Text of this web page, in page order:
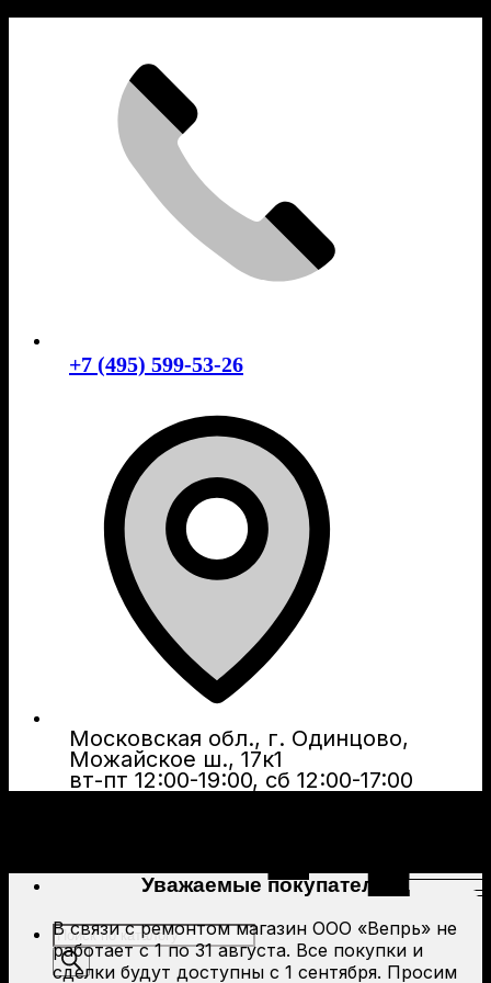
+7 (495) 599-53-26
Московская обл., г. Одинцово,
Можайское ш., 17к1
вт-пт 12:00-19:00, сб 12:00-17:00
Поиск
товаров
Уважаемые покупатели!
В связи с ремонтом магазин ООО «Вепрь» не
работает с 1 по 31 августа. Все покупки и
сделки будут доступны с 1 сентября. Просим